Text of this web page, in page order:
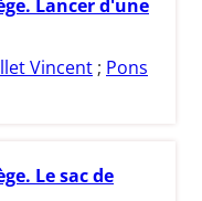
Lancer d'une
Vincent ; Pons
Le sac de